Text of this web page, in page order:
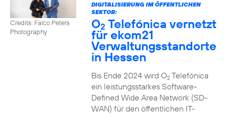
Credits: Falco Peters
Photography
DIGITALISIERUNG IM ÖFFENTLICHEN
SEKTOR:
O2 Telefónica vernetzt
für ekom21
Verwaltungsstandorte
in Hessen
Bis Ende 2024 wird O2Telefónica
ein leistungsstarkes Software-
Defined Wide Area Network (SD-
WAN) für den öffentlichen IT-